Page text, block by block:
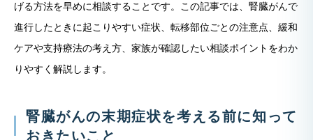
げる方法を早めに相談することです。この記事では、腎臓がんで
進行したときに起こりやすい症状、転移部位ごとの注意点、緩和
ケアや支持療法の考え方、家族が確認したい相談ポイントをわか
りやすく解説します。
腎臓がんの末期症状を考える前に知って
おきたいこと